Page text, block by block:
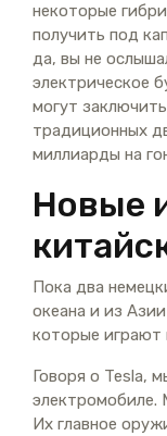
некоторые
получить под
да, вы не
электрическое
могут
традиционных
миллиарды на
Новые
Пока два
океана и из
которые играют
Говоря о Tesla,
электромобиле.
Их главное